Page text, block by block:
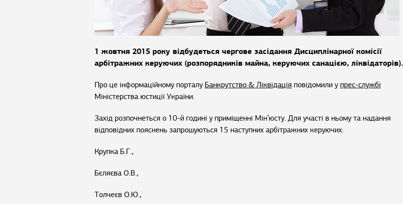
1 жовтня 2015 року відбудеться чергове засідання Дисциплінарної комісії
арбітражних керуючих (розпорядників майна, керуючих санацією, ліквідаторів).
Про це інформаційному порталу Банкрутство & Ліквідація повідомили у прес-службі
Міністерства юстиції України.
Захід розпочнеться о 10-й годині у приміщенні Мін’юсту. Для участі в ньому та надання
відповідних пояснень запрошуються 15 наступних арбітражних керуючих:
Крупка Б.Г.,
Бєляєва О.В.,
Толчеєв О.Ю.,